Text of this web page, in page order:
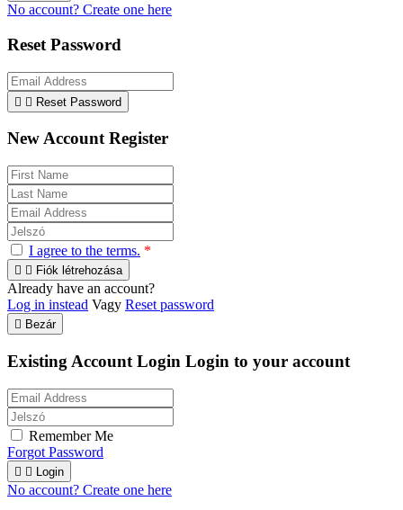
No account? Create one here
Reset Password
  Reset Password
New Account Register
I agree to the terms. *
  Fiók létrehozása
Already have an account?
Log in instead Vagy Reset password
 Bezár
Existing Account Login Login to your account
Remember Me
Forgot Password
  Login
No account? Create one here